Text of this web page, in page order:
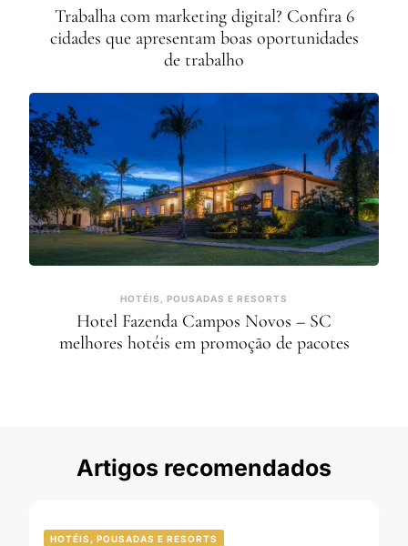
Trabalha com marketing digital? Confira 6
cidades que apresentam boas oportunidades
de trabalho
HOTÉIS, POUSADAS E RESORTS
Hotel Fazenda Campos Novos – SC
melhores hotéis em promoção de pacotes
Artigos recomendados
HOTÉIS, POUSADAS E RESORTS